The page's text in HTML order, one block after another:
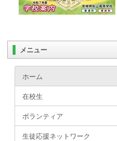
メニュー
ホーム
在校生
ボランティア
生徒応援ネットワーク